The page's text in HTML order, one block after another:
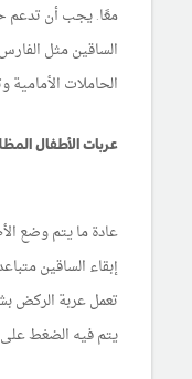
معًا. يجب أن تدعم
الساقين مثل
الحاملات
عربات الأطفال
عادة ما يتم وضع
إبقاء الساقين
تعمل عربة الركض
يتم فيه الضغط